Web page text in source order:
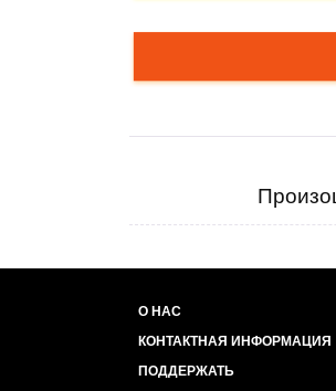
О НАС
КОНТАКТНАЯ ИНФОРМАЦИЯ
ПОДДЕРЖАТЬ